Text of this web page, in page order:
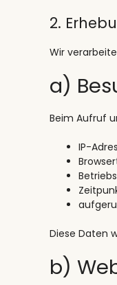
2.
Wir
a)
Beim Aufruf
IP-
Diese Daten
b)